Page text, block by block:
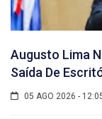
Augusto Lima
Saída De
05 AGO 2026 -